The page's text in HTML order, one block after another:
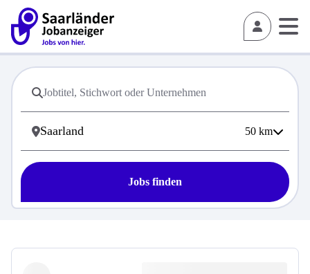
50 km
Jobs finden